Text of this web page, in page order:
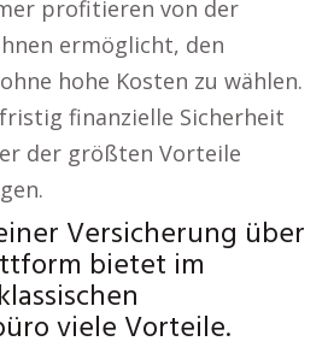
profitieren von der
ermöglicht, den
hohe Kosten zu wählen.
finanzielle Sicherheit
der größten Vorteile
Versicherung über
bietet im
viele Vorteile.